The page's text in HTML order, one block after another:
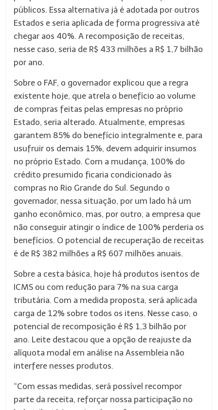
públicos. Essa alternativa já é adotada por outros
Estados e seria aplicada de forma progressiva até
chegar aos 40%. A recomposição de receitas,
nesse caso, seria de R$ 433 milhões a R$ 1,7 bilhão
por ano.
Sobre o FAF, o governador explicou que a regra
existente hoje, que atrela o benefício ao volume
de compras feitas pelas empresas no próprio
Estado, seria alterado. Atualmente, empresas
garantem 85% do benefício integralmente e, para
usufruir os demais 15%, devem adquirir insumos
no próprio Estado. Com a mudança, 100% do
crédito presumido ficaria condicionado às
compras no Rio Grande do Sul. Segundo o
governador, nessa situação, por um lado há um
ganho econômico, mas, por outro, a empresa que
não conseguir atingir o índice de 100% perderia os
benefícios. O potencial de recuperação de receitas
é de R$ 382 milhões a R$ 607 milhões anuais.
Sobre a cesta básica, hoje há produtos isentos de
ICMS ou com redução para 7% na sua carga
tributária. Com a medida proposta, será aplicada
carga de 12% sobre todos os itens. Nesse caso, o
potencial de recomposição é R$ 1,3 bilhão por
ano. Leite destacou que a opção de reajuste da
alíquota modal em análise na Assembleia não
interfere nesses produtos.
“Com essas medidas, será possível recompor
parte da receita, reforçar nossa participação no